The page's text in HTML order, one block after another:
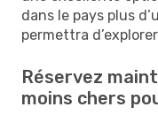
dans le pays plus
permettra
Réservez
moins chers